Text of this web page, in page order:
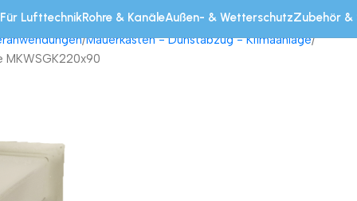
LufttechnikRohre & KanäleAußen- & WetterschutzZubehör &
Mauerkasten - Dunstabzug - Klimaanlage